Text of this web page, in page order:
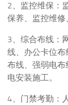
2、监控维保：
保养、监控维修
3、综合布线：
线、办公卡位
布线、强弱电
电安装施工。
4、门禁考勤：